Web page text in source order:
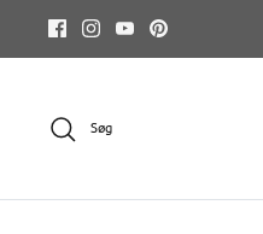
indhold
Søg